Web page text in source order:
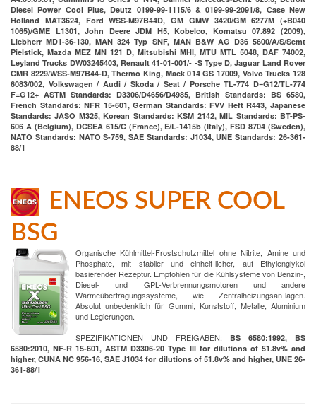
Diesel Power Cool Plus, Deutz 0199-99-1115/6 & 0199-99-2091/8, Case New
Holland MAT3624, Ford WSS-M97B44D, GM GMW 3420/GM 6277M (+B040
1065)/GME L1301, John Deere JDM H5, Kobelco, Komatsu 07.892 (2009),
Liebherr MD1-36-130, MAN 324 Typ SNF, MAN B&W AG D36 5600/A/S/Semt
Pielstick, Mazda MEZ MN 121 D, Mitsubishi MHI, MTU MTL 5048, DAF 74002,
Leyland Trucks DW03245403, Renault 41-01-001/- -S Type D, Jaguar Land Rover
CMR 8229/WSS-M97B44-D, Thermo King, Mack 014 GS 17009, Volvo Trucks 128
6083/002, Volkswagen / Audi / Skoda / Seat / Porsche TL-774 D=G12/TL-774
F=G12+ ASTM Standards: D3306/D4656/D4985, British Standards: BS 6580,
French Standards: NFR 15-601, German Standards: FVV Heft R443, Japanese
Standards: JASO M325, Korean Standards: KSM 2142, MIL Standards: BT-PS-
606 A (Belgium), DCSEA 615/C (France), E/L-1415b (Italy), FSD 8704 (Sweden),
NATO Standards: NATO S-759, SAE Standards: J1034, UNE Standards: 26-361-
88/1
ENEOS SUPER COOL
BSG
Organische Kühlmittel-Frostschutzmittel ohne Nitrite, Amine und
Phosphate, mit stabiler und einheit-licher, auf Ethylenglykol
basierender Rezeptur. Empfohlen für die Kühlsysteme von Benzin-,
Diesel- und GPL-Verbrennungsmotoren und andere
Wärmeübertragungssysteme, wie Zentralheizungsan-lagen.
Absolut unbedenklich für Gummi, Kunststoff, Metalle, Aluminium
und Legierungen.
SPEZIFIKATIONEN UND FREIGABEN:
BS 6580:1992, BS
6580:2010, NF-R 15-601, ASTM D3306-20 Type III for dilutions of 51.8v% and
higher, CUNA NC 956-16, SAE J1034 for dilutions of 51.8v% and higher, UNE 26-
361-88/1